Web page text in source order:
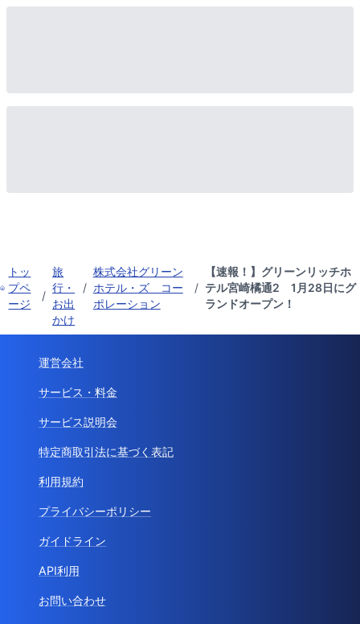
トッ
プペ
ージ
/
旅
行・
お出
かけ
/
株式会社グリーン
ホテル・ズ コー
ポレーション
/
【速報！】グリーンリッチホ
テル宮崎橘通2 1月28日にグ
ランドオープン！
運営会社
サービス・料金
サービス説明会
特定商取引法に基づく表記
利用規約
プライバシーポリシー
ガイドライン
API利用
お問い合わせ